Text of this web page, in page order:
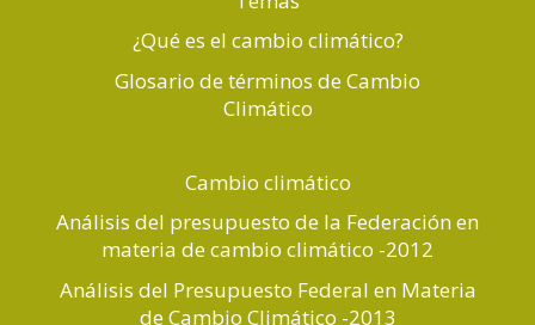
¿Qué es el cambio climático?
Glosario de términos de Cambio
Climático
Cambio climático
Análisis del presupuesto de la Federación en
materia de cambio climático -2012
Análisis del Presupuesto Federal en Materia
de Cambio Climático -2013